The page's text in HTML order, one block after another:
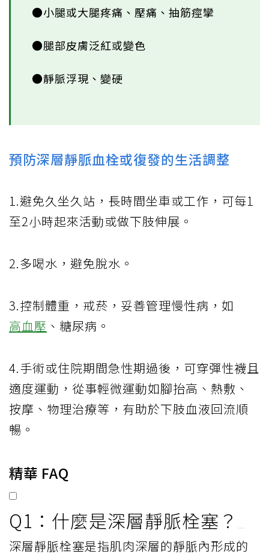
●小腿或大腿疼痛、壓痛、抽筋痙攣
●腿部皮膚泛紅或變色
●靜脈浮現、變硬
預防深層靜脈血栓或復發的生活調整
1.避免久坐久站，長時間坐車或工作，可每1
至2小時起來活動或做下肢伸展。
2.多喝水，避免脫水。
3.控制體重，戒菸，妥善管理慢性病，如
高血壓 、糖尿病。
4.手術或住院期間急性期過後，可穿彈性襪且
適度運動，從事輕微運動如腳抬高、熱敷、
按摩、物理治療等，有助於下肢血液回流順
暢。
精華 FAQ
Q1：什麼是深層靜脈栓塞？
深層靜脈栓塞是指肌肉深層的靜脈內形成的